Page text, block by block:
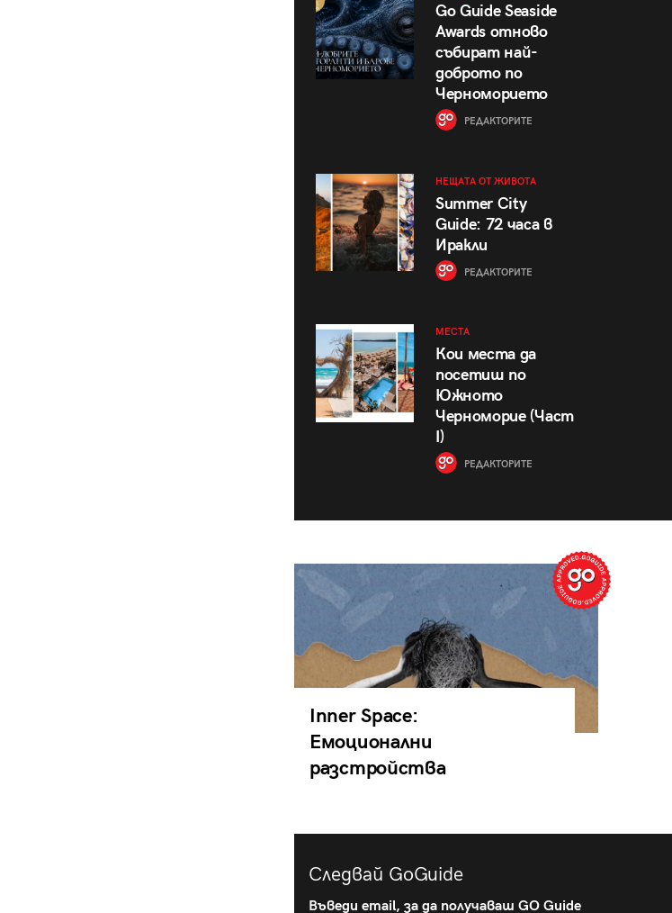
Go Guide Seaside
Awards отново
събират най-
доброто по
Черноморието
РЕДАКТОРИТЕ
НЕЩАТА ОТ ЖИВОТА
Summer City
Guide: 72 часа в
Иракли
РЕДАКТОРИТЕ
МЕСТА
Кои места да
посетиш по
Южното
Черноморие (Част
I)
РЕДАКТОРИТЕ
Inner Space:
Емоционални
разстройства
Следвай GoGuide
Въведи email, за да получаваш GO Guide